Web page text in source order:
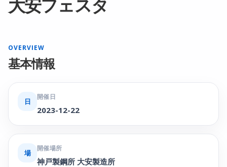
大安フェスタ
OVERVIEW
基本情報
日
開催日
2023-12-22
場
開催場所
神戸製鋼所 大安製造所